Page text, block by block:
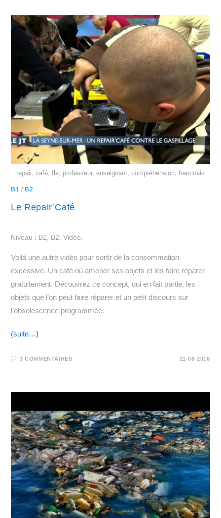
repair, café, fle, professeur, enseignant, compréhension, franccais
B1 / B2
Le Repair’Café
Niveau : B1, B2. Vidéo.
Voilà une autre vidéo pour sortir de la consommation
excessive. Un café où amener ses objets et les faire réparer
gratuitement. Découvrez ce concept, qui en fait partie, les
objets que l’on peut faire réparer et un petit discours sur
l’obsolescence programmée.
(suite…)
3 COMMENTAIRES 21-06-2018